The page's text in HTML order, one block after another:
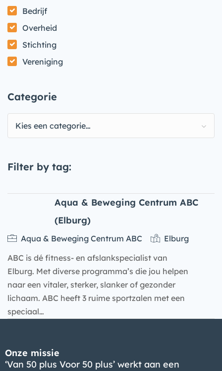
Bedrijf
Overheid
Stichting
Vereniging
Categorie
Kies een categorie…
Filter by tag:
Aqua & Beweging Centrum ABC
(Elburg)
Aqua & Beweging Centrum ABC
Elburg
ABC is dé fitness- en afslankspecialist van
Elburg. Met diverse programma’s die jou helpen
naar een vitaler, sterker, slanker of gezonder
lichaam. ABC heeft 3 ruime sportzalen met een
speciaal…
Onze missie
‘Van 50 plus Voor 50 plus’ werkt aan een